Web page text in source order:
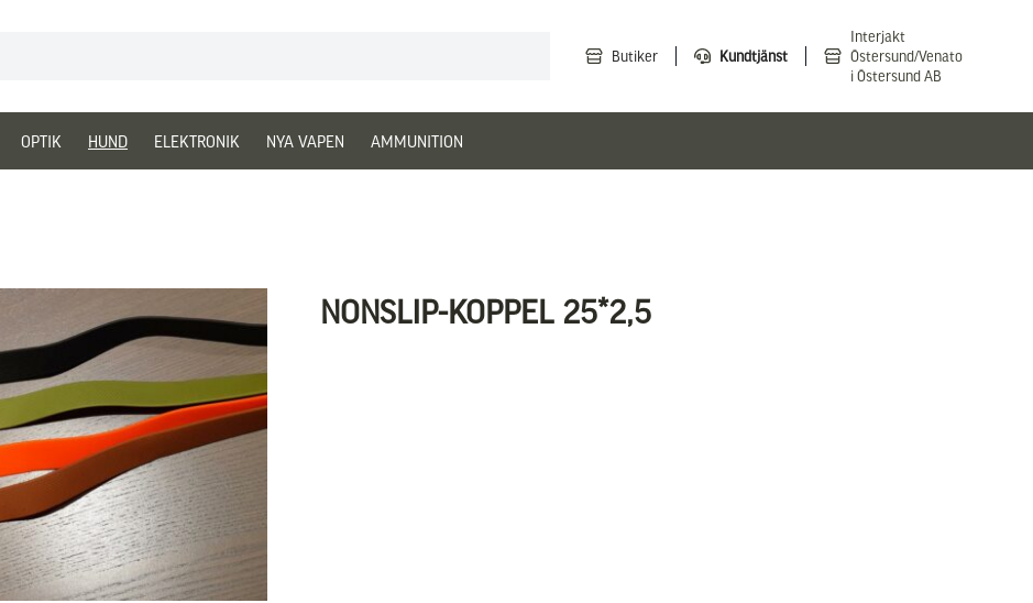
Butiker Kundtjänst
Interjakt
Östersund/Venato
i Östersund AB
OPTIK HUND ELEKTRONIK NYA VAPEN AMMUNITION
NONSLIP-KOPPEL 25*2,5